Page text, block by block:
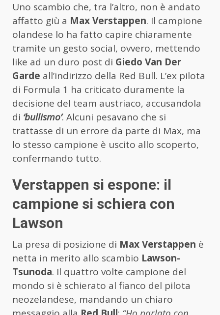
Uno scambio che, tra l’altro, non è andato
affatto giù a Max Verstappen. Il campione
olandese lo ha fatto capire chiaramente
tramite un gesto social, ovvero, mettendo
like ad un duro post di Giedo Van Der
Garde all’indirizzo della Red Bull. L’ex pilota
di Formula 1 ha criticato duramente la
decisione del team austriaco, accusandola
di ‘bullismo’. Alcuni pesavano che si
trattasse di un errore da parte di Max, ma
lo stesso campione è uscito allo scoperto,
confermando tutto.
Verstappen si espone: il
campione si schiera con
Lawson
La presa di posizione di Max Verstappen è
netta in merito allo scambio Lawson-
Tsunoda. Il quattro volte campione del
mondo si è schierato al fianco del pilota
neozelandese, mandando un chiaro